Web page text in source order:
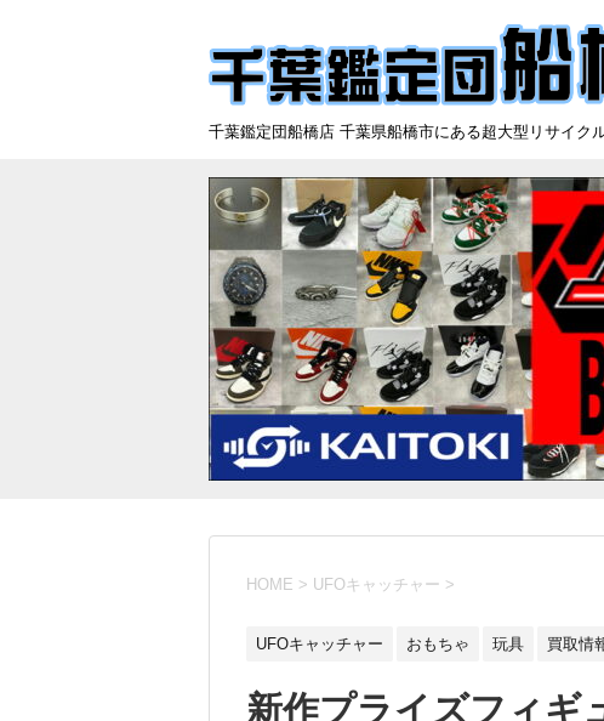
千葉鑑定団船橋店 千葉県船橋市にある超大型リサイ
HOME > UFOキャッチャー >
UFOキャッチャー おもちゃ 玩具 買取情
新作プライズフィギ